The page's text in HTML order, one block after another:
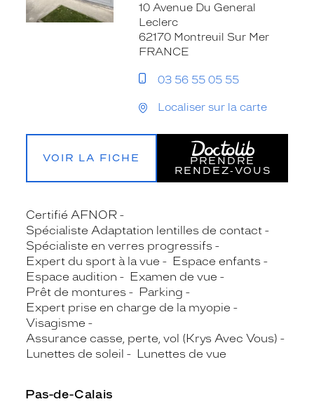
10 Avenue Du General
Leclerc
62170 Montreuil Sur Mer
FRANCE
03 56 55 05 55
Localiser sur la carte
VOIR LA FICHE
PRENDRE
RENDEZ‑VOUS
Certifié AFNOR
Spécialiste Adaptation lentilles de contact
Spécialiste en verres progressifs
Expert du sport à la vue
Espace enfants
Espace audition
Examen de vue
Prêt de montures
Parking
Expert prise en charge de la myopie
Visagisme
Assurance casse, perte, vol (Krys Avec Vous)
Lunettes de soleil
Lunettes de vue
Pas-de-Calais